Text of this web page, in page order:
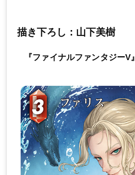
描き下ろし：山下美樹
『ファイナルファンタジーV』